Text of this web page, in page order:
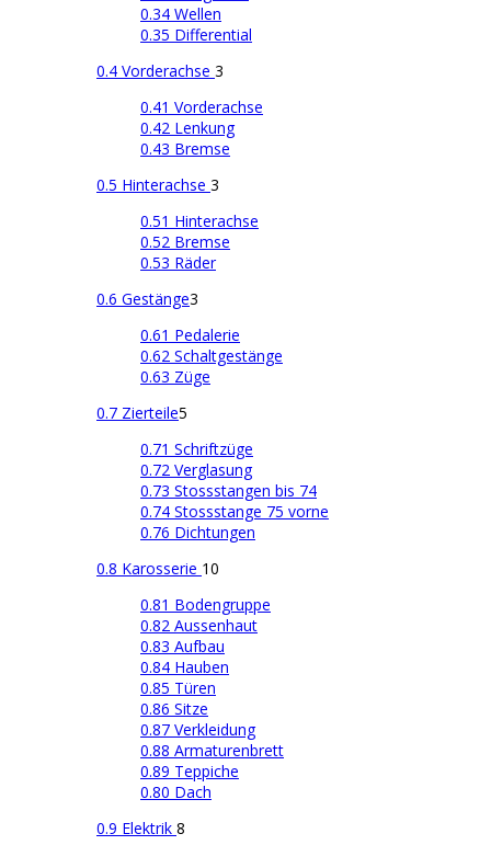
0.34 Wellen
0.35 Differential
0.4 Vorderachse 3
0.41 Vorderachse
0.42 Lenkung
0.43 Bremse
0.5 Hinterachse 3
0.51 Hinterachse
0.52 Bremse
0.53 Räder
0.6 Gestänge3
0.61 Pedalerie
0.62 Schaltgestänge
0.63 Züge
0.7 Zierteile5
0.71 Schriftzüge
0.72 Verglasung
0.73 Stossstangen bis 74
0.74 Stossstange 75 vorne
0.76 Dichtungen
0.8 Karosserie 10
0.81 Bodengruppe
0.82 Aussenhaut
0.83 Aufbau
0.84 Hauben
0.85 Türen
0.86 Sitze
0.87 Verkleidung
0.88 Armaturenbrett
0.89 Teppiche
0.80 Dach
0.9 Elektrik 8